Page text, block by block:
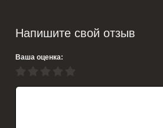
Напишите свой отзыв
Ваша оценка: